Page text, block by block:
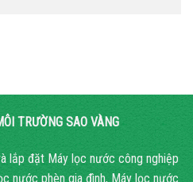
TRƯỜNG SAO VÀNG
lắp đặt Máy lọc nước công nghiệp
nước phèn gia đình, Máy lọc nước